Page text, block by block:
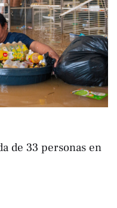
de 33 personas en